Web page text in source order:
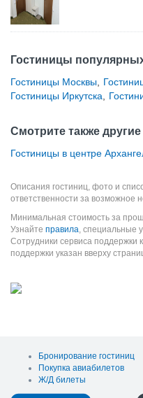
Гостиницы
Гостиницы Москвы
Гостиницы Иркутска
Смотрите также
Гостиницы в центре
Описания гостиниц, фото и
ответственности за возможное
Минимальная стоимость за
Узнайте правила, специальные
Сотрудники сервиса поддержки
поддержки указан вверху
Бронирование гостиниц
Покупка авиабилетов
Ж/Д билеты